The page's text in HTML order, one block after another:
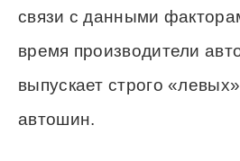
связи с данными
время производители
выпускает строго
автошин.